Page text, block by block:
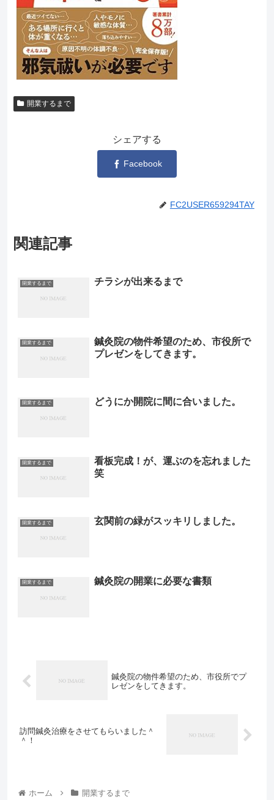
開業するまで
シェアする
Facebook
FC2USER659294TAY
関連記事
開業するまで チラシが出来るまで
開業するまで
鍼灸院の物件希望のため、市役所で
プレゼンをしてきます。
開業するまで どうにか開院に間に合いました。
開業するまで
看板完成！が、運ぶのを忘れました
笑
開業するまで 玄関前の緑がスッキリしました。
開業するまで 鍼灸院の開業に必要な書類
鍼灸院の物件希望のため、市役所でプ
レゼンをしてきます。
訪問鍼灸治療をさせてもらいました＾
＾！
ホーム 開業するまで